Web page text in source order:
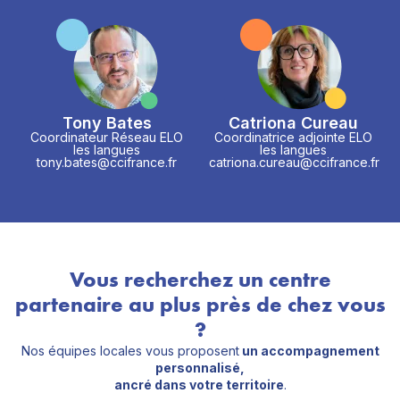
Tony Bates
Coordinateur Réseau ELO
les langues
tony.bates@ccifrance.fr
Catriona Cureau
Coordinatrice adjointe ELO
les langues
catriona.cureau@ccifrance.fr
Vous recherchez un centre
partenaire au plus près de chez vous
?
Nos équipes locales vous proposentun accompagnement
personnalisé,
ancré dans votre territoire.